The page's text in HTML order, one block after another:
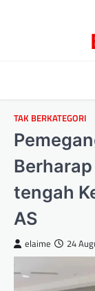
TAK BERKATEGORI
tengah
AS
elaime 24